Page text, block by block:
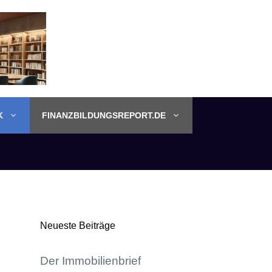
FINANZBILDUNGSREPORT.DE
Neueste Beiträge
Der Immobilienbrief